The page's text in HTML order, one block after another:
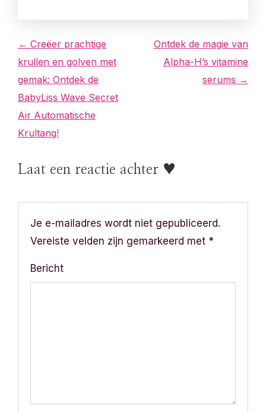
B
e
r
i
h
t
← Creëer prachtige
krullen en golven met
gemak: Ontdek de
BabyLiss Wave Secret
Air Automatische
Krultang!
Ontdek de magie van
Alpha-H’s vitamine
serums →
Laat een reactie achter ♥
Je e-mailadres wordt niet gepubliceerd.
Vereiste velden zijn gemarkeerd met *
Bericht